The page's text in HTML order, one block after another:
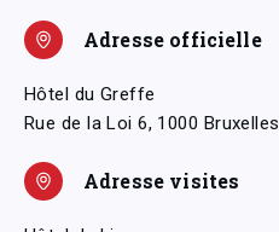
Adresse officielle
Hôtel du Greffe
Rue de la Loi 6, 1000 Bruxelles
Adresse visites